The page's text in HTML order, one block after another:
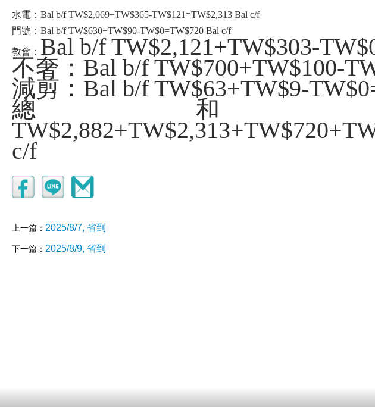
水電：Bal b/f TW$2,069+TW$365-TW$121=TW$2,313 Bal c/f
門號：Bal b/f TW$630+TW$90-TW$0=TW$720 Bal c/f
教會： Bal b/f TW$2,121+TW$303-
不奢： Bal b/f TW$700+TW$100-
減剪：Bal b/f TW$63+TW$9-
總和
c/f
上一篇： 2025/8/7, 省到
下一篇： 2025/8/9, 省到